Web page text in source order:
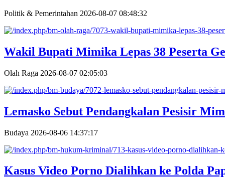
Politik & Pemerintahan 2026-08-07 08:48:32
Wakil Bupati Mimika Lepas 38 Peserta
Olah Raga 2026-08-07 02:05:03
Lemasko Sebut Pendangkalan Pesisir
Budaya 2026-08-06 14:37:17
Kasus Video Porno Dialihkan ke Polda